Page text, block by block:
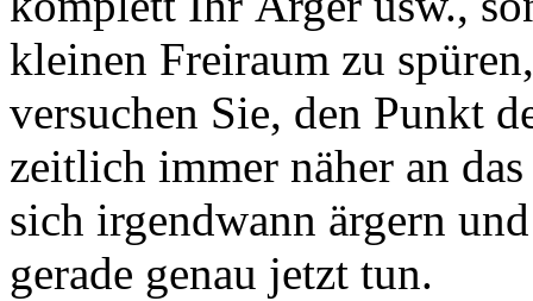
kleinen Freiraum zu
versuchen Sie, den Punkt
zeitlich immer näher an
sich irgendwann ärgern
gerade genau jetzt tun.